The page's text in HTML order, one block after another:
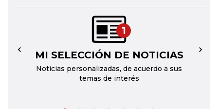
1
MI SELECCIÓN DE NOTICIAS
Noticias personalizadas, de acuerdo a sus
temas de interés
← →